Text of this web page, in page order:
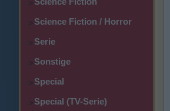
>
>Science Fiction / Horror
>Serie
>Sonstige
>Special
>Special (TV-Serie)